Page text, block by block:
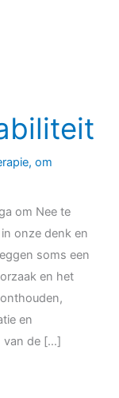
om
om Nee te
onze denk en
soms een
en het
en
van de […]